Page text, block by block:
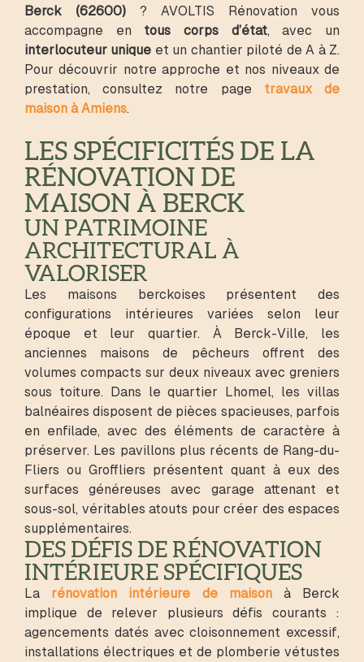
Berck (62600) ? AVOLTIS Rénovation vous
accompagne en tous corps d’état, avec un
interlocuteur unique et un chantier piloté de A à Z.
Pour découvrir notre approche et nos niveaux de
prestation, consultez notre page travaux de
maison à Amiens.
LES SPÉCIFICITÉS DE LA
RÉNOVATION DE
MAISON À BERCK
UN PATRIMOINE
ARCHITECTURAL À
VALORISER
Les maisons berckoises présentent des
configurations intérieures variées selon leur
époque et leur quartier. À Berck-Ville, les
anciennes maisons de pêcheurs offrent des
volumes compacts sur deux niveaux avec greniers
sous toiture. Dans le quartier Lhomel, les villas
balnéaires disposent de pièces spacieuses, parfois
en enfilade, avec des éléments de caractère à
préserver. Les pavillons plus récents de Rang-du-
Fliers ou Groffliers présentent quant à eux des
surfaces généreuses avec garage attenant et
sous-sol, véritables atouts pour créer des espaces
supplémentaires.
DES DÉFIS DE RÉNOVATION
INTÉRIEURE SPÉCIFIQUES
La rénovation intérieure de maisonà Berck
implique de relever plusieurs défis courants :
agencements datés avec cloisonnement excessif,
installations électriques et de plomberie vétustes